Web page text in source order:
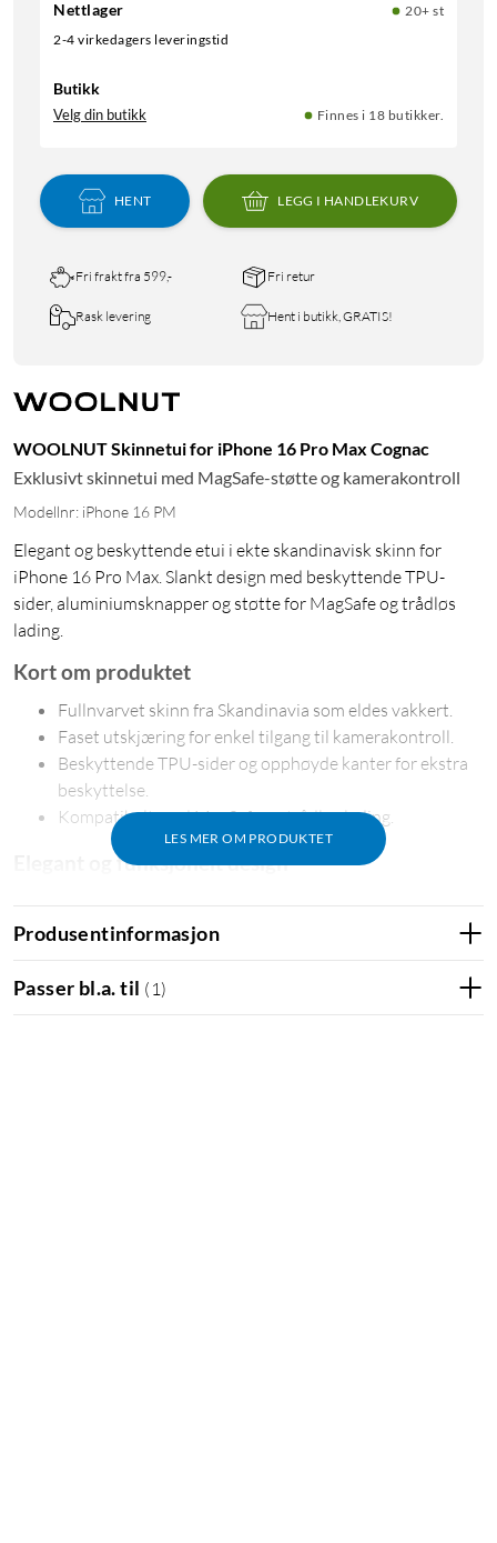
Nettlager
20+ st
2-4 virkedagers leveringstid
Butikk
Velg din butikk Finnes i 18 butikker.
HENT LEGG I HANDLEKURV
Fri frakt fra 599,- Fri retur
Rask levering Hent i butikk, GRATIS!
WOOLNUT Skinnetui for iPhone 16 Pro Max Cognac
Exklusivt skinnetui med MagSafe-støtte og kamerakontroll
Modellnr: iPhone 16 PM
Elegant og beskyttende etui i ekte skandinavisk skinn for
iPhone 16 Pro Max. Slankt design med beskyttende TPU-
sider, aluminiumsknapper og støtte for MagSafe og trådløs
lading.
LES MER OM PRODUKTET
Kort om produktet
Fullnvarvet skinn fra Skandinavia som eldes vakkert.
Faset utskjæring for enkel tilgang til kamerakontroll.
Beskyttende TPU-sider og opphøyde kanter for ekstra
beskyttelse.
Kompatibelt med MagSafe og trådløs lading.
Elegant og funksjonelt design
WOOLNUTs skinnetui for iPhone 16 Pro Max er en
kombinasjon av elegant skandinavisk design og praktiske
funksjoner. Det eksklusive fullnarvede skinnet gir et
sofistikert utseende og utvikler en vakker patina over tid.
Produsentinformasjon
Passer bl.a. til ( 1 )